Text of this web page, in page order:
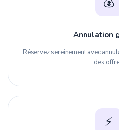
Annulation
Réservez sereinement avec
des
⚡